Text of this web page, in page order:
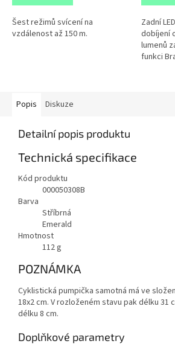
Šest režimů svícení na
vzdálenost až 150 m.
Zadní
dobíjení
lumenů
funkci
Popis Diskuze
Detailní popis produktu
Technická specifikace
Kód produktu
000050308B
Barva
Stříbrná
Emerald
Hmotnost
112g
POZNÁMKA
Cyklistická pumpička samotná má ve
18x2 cm. V rozloženém stavu pak délku 31
délku 8 cm.
Doplňkové parametry